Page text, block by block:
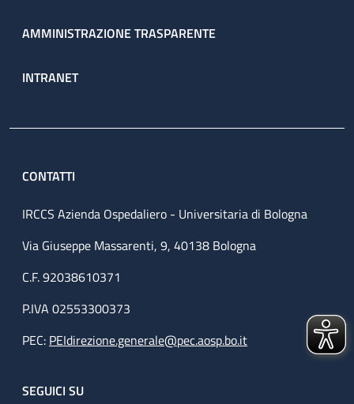
AMMINISTRAZIONE TRASPARENTE
INTRANET
CONTATTI
IRCCS Azienda Ospedaliero - Universitaria di Bologna
Via Giuseppe Massarenti, 9, 40138 Bologna
C.F. 92038610371
P.IVA 02553300373
PEC: PEIdirezione.generale@pec.aosp.bo.it
SEGUICI SU